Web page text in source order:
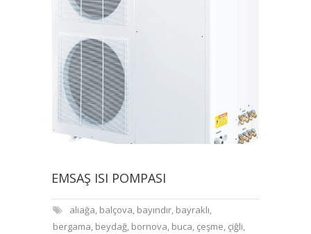
EMSAŞ ISI POMPASI
aliağa, balçova, bayındır, bayraklı,
bergama, beydağ, bornova, buca, çeşme, çiğli,